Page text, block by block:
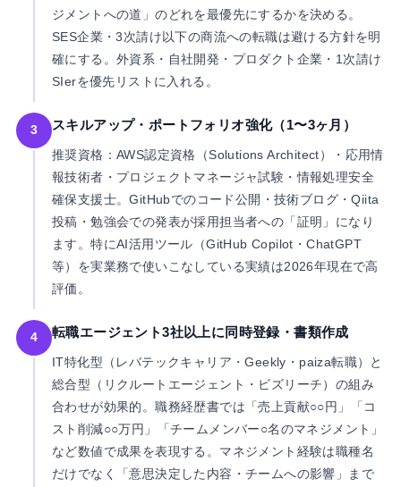
ジメントへの道」のどれを最優先にするかを決める。
SES企業・3次請け以下の商流への転職は避ける方針を明
確にする。外資系・自社開発・プロダクト企業・1次請け
SIerを優先リストに入れる。
3 スキルアップ・ポートフォリオ強化（1〜3ヶ月）
推奨資格：AWS認定資格（Solutions Architect）・応用情
報技術者・プロジェクトマネージャ試験・情報処理安全
確保支援士。GitHubでのコード公開・技術ブログ・Qiita
投稿・勉強会での発表が採用担当者への「証明」になり
ます。特にAI活用ツール（GitHub Copilot・ChatGPT
等）を実業務で使いこなしている実績は2026年現在で高
評価。
4 転職エージェント3社以上に同時登録・書類作成
IT特化型（レバテックキャリア・Geekly・paiza転職）と
総合型（リクルートエージェント・ビズリーチ）の組み
合わせが効果的。職務経歴書では「売上貢献○○円」「コ
スト削減○○万円」「チームメンバー○名のマネジメント」
など数値で成果を表現する。マネジメント経験は職種名
だけでなく「意思決定した内容・チームへの影響」まで